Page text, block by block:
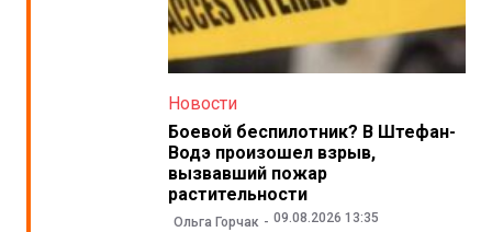
Новости
Боевой беспилотник? В Штефан-
Водэ произошел взрыв,
вызвавший пожар
растительности
Ольга Горчак 09.08.2026 13:35